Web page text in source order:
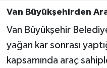
Van Büyükşehirden
Van Büyükşehir
yağan kar sonrası
kapsamında araç